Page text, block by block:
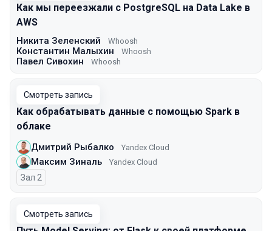
Как мы переезжали с PostgreSQL на Data Lake в
AWS
Никита Зеленский Whoosh
Константин Малыхин Whoosh
Павел Сивохин Whoosh
Смотреть запись
Как обрабатывать данные с помощью Spark в
облаке
Дмитрий Рыбалко Yandex Cloud
Максим Зиналь Yandex Cloud
Зал 2
Смотреть запись